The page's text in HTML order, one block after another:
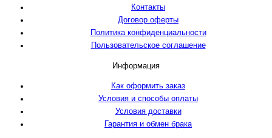
Контакты
Договор оферты
Политика конфиденциальности
Пользовательское соглашение
Информация
Как оформить заказ
Условия и способы оплаты
Условия доставки
Гарантия и обмен брака